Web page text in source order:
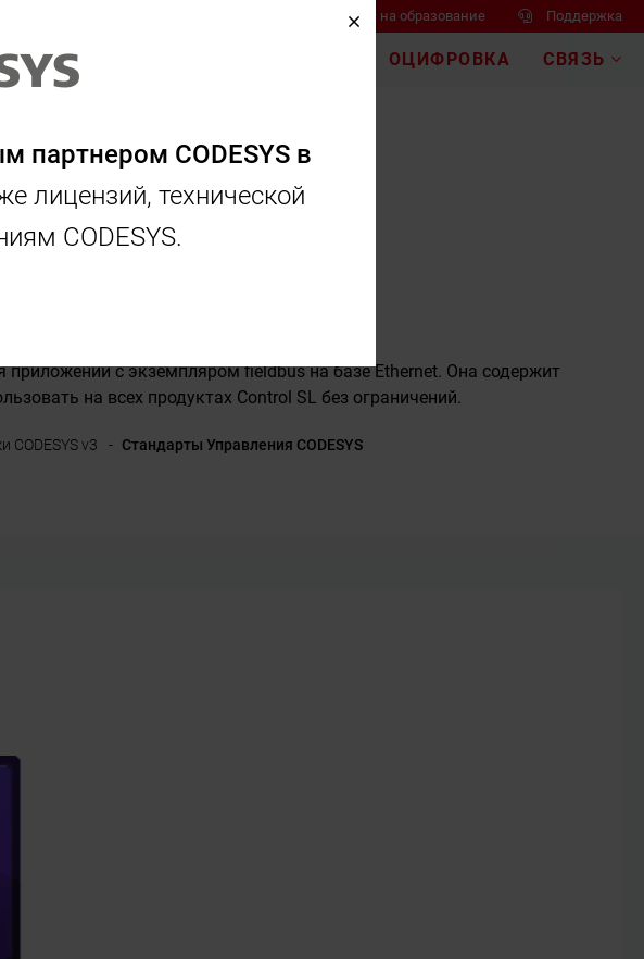
Спрос на образование Поддержка
SCHNEIDER ОЦИФРОВКА СВЯЗЬ
CODESYS
приложений с экземпляром fieldbus на базе Ethernet. Она содержит
на всех продуктах Control SL без ограничений.
CODESYS v3 Стандарты Управления CODESYS
партнером CODESYS в
лицензий, технической
CODESYS.